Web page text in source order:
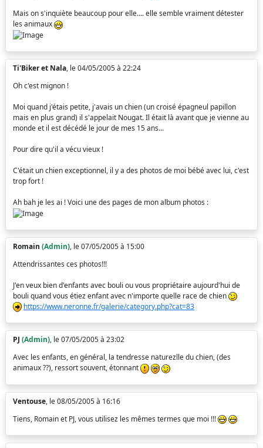
Mais on s'inquiète beaucoup pour elle.... elle semble vraiment détester
les animaux
Ti'Biker et Nala, le 04/05/2005 à 22:24
Oh c'est mignon !
Moi quand j'étais petite, j'avais un chien (un croisé épagneul papillon
mais en plus grand) il s'appelait Nougat. Il était là avant que je vienne au
monde et il est décédé le jour de mes 15 ans...
Pour dire qu'il a vécu vieux !
C'était un chien exceptionnel, il y a des photos de moi bébé avec lui, c'est
trop fort !
Ah bah je les ai ! Voici une des pages de mon album photos :
Romain (Admin), le 07/05/2005 à 15:00
Attendrissantes ces photos!!!
J'en veux bien d'enfants avec bouli ou vous propriétaire aujourd'hui de
bouli quand vous étiez enfant avec n'importe quelle race de chien
https://www.neronne.fr/galerie/category.php?cat=83
PJ (Admin), le 07/05/2005 à 23:02
Avec les enfants, en général, la tendresse naturezlle du chien, (des
animaux ??), ressort souvent, étonnant
Ventouse, le 08/05/2005 à 16:16
Tiens, Romain et PJ, vous utilisez les mêmes termes que moi !!!